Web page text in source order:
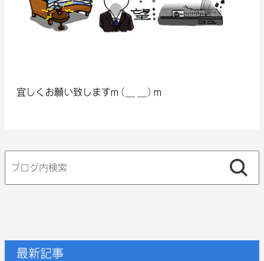
宜しくお願い致しますm(_ _)m
最新記事